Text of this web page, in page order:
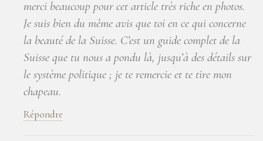
merci beaucoup pour cet article très riche en photos.
Je suis bien du même avis que toi en ce qui concerne
la beauté de la Suisse. C’est un guide complet de la
Suisse que tu nous a pondu là, jusqu’à des détails sur
le système politique ; je te remercie et te tire mon
chapeau.
Répondre